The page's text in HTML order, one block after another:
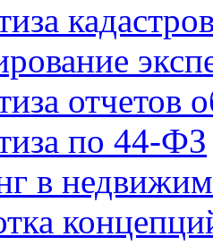
отчетов
по 44-ФЗ
в